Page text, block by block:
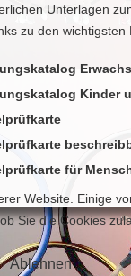
Unterlagen
zu den
Kinder
für
Website. Einige
Sie die Cookies
Ablehnen